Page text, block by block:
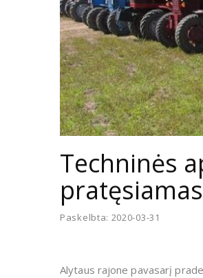
Techninės
Paskelbta: 2020-03-31
Alytaus rajone pavasarį